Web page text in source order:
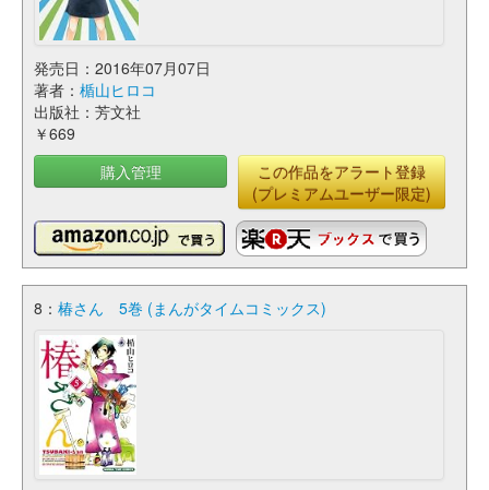
発売日：2016年07月07日
著者： 楯山ヒロコ
出版社：芳文社
￥669
購入管理
この作品をアラート登録
(プレミアムユーザー限定)
8： 椿さん 5巻 (まんがタイムコミックス)